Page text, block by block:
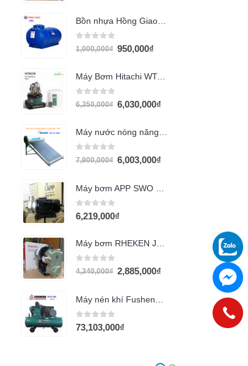
0 out of 5
1,000,000₫ 950,000₫
Máy Bơm Hitachi WT-P200GX2
0 out of 5
6,350,000₫ 6,030,000₫
0 out of 5
7,900,000₫ 6,003,000₫
0 out of 5
6,219,000₫
0 out of 5
4,340,000₫ 2,885,000₫
0out of 5
73,103,000₫